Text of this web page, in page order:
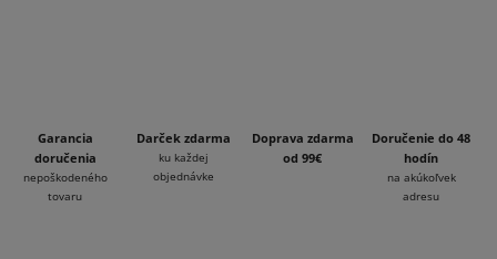
Garancia
doručenia
nepoškodeného
tovaru
Darček zdarma
ku každej
objednávke
Doprava zdarma
od 99€
Doručenie do 48
hodín
na akúkoľvek
adresu